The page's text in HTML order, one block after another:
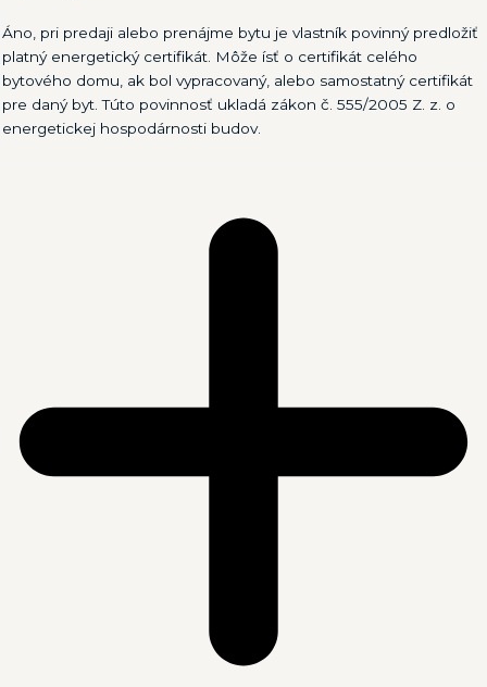
Áno, pri predaji alebo prenájme bytu je vlastník povinný predložiť
platný energetický certifikát. Môže ísť o certifikát celého
bytového domu, ak bol vypracovaný, alebo samostatný certifikát
pre daný byt. Túto povinnosť ukladá zákon č. 555/2005 Z. z. o
energetickej hospodárnosti budov.